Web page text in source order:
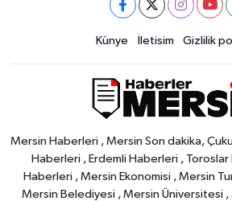
Künye İletisim Gizlilik
Mersin Haberleri , Mersin Son dakika,
Haberleri , Erdemli Haberleri ,
Haberleri , Mersin Ekonomisi , Mersin
Mersin Belediyesi , Mersin Üniversitesi